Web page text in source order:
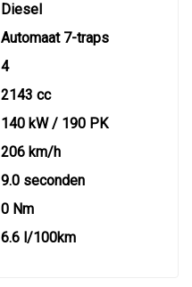
Diesel
Automaat 7-traps
4
2143 cc
140 kW / 190 PK
206 km/h
9.0 seconden
0 Nm
6.6 l/100km